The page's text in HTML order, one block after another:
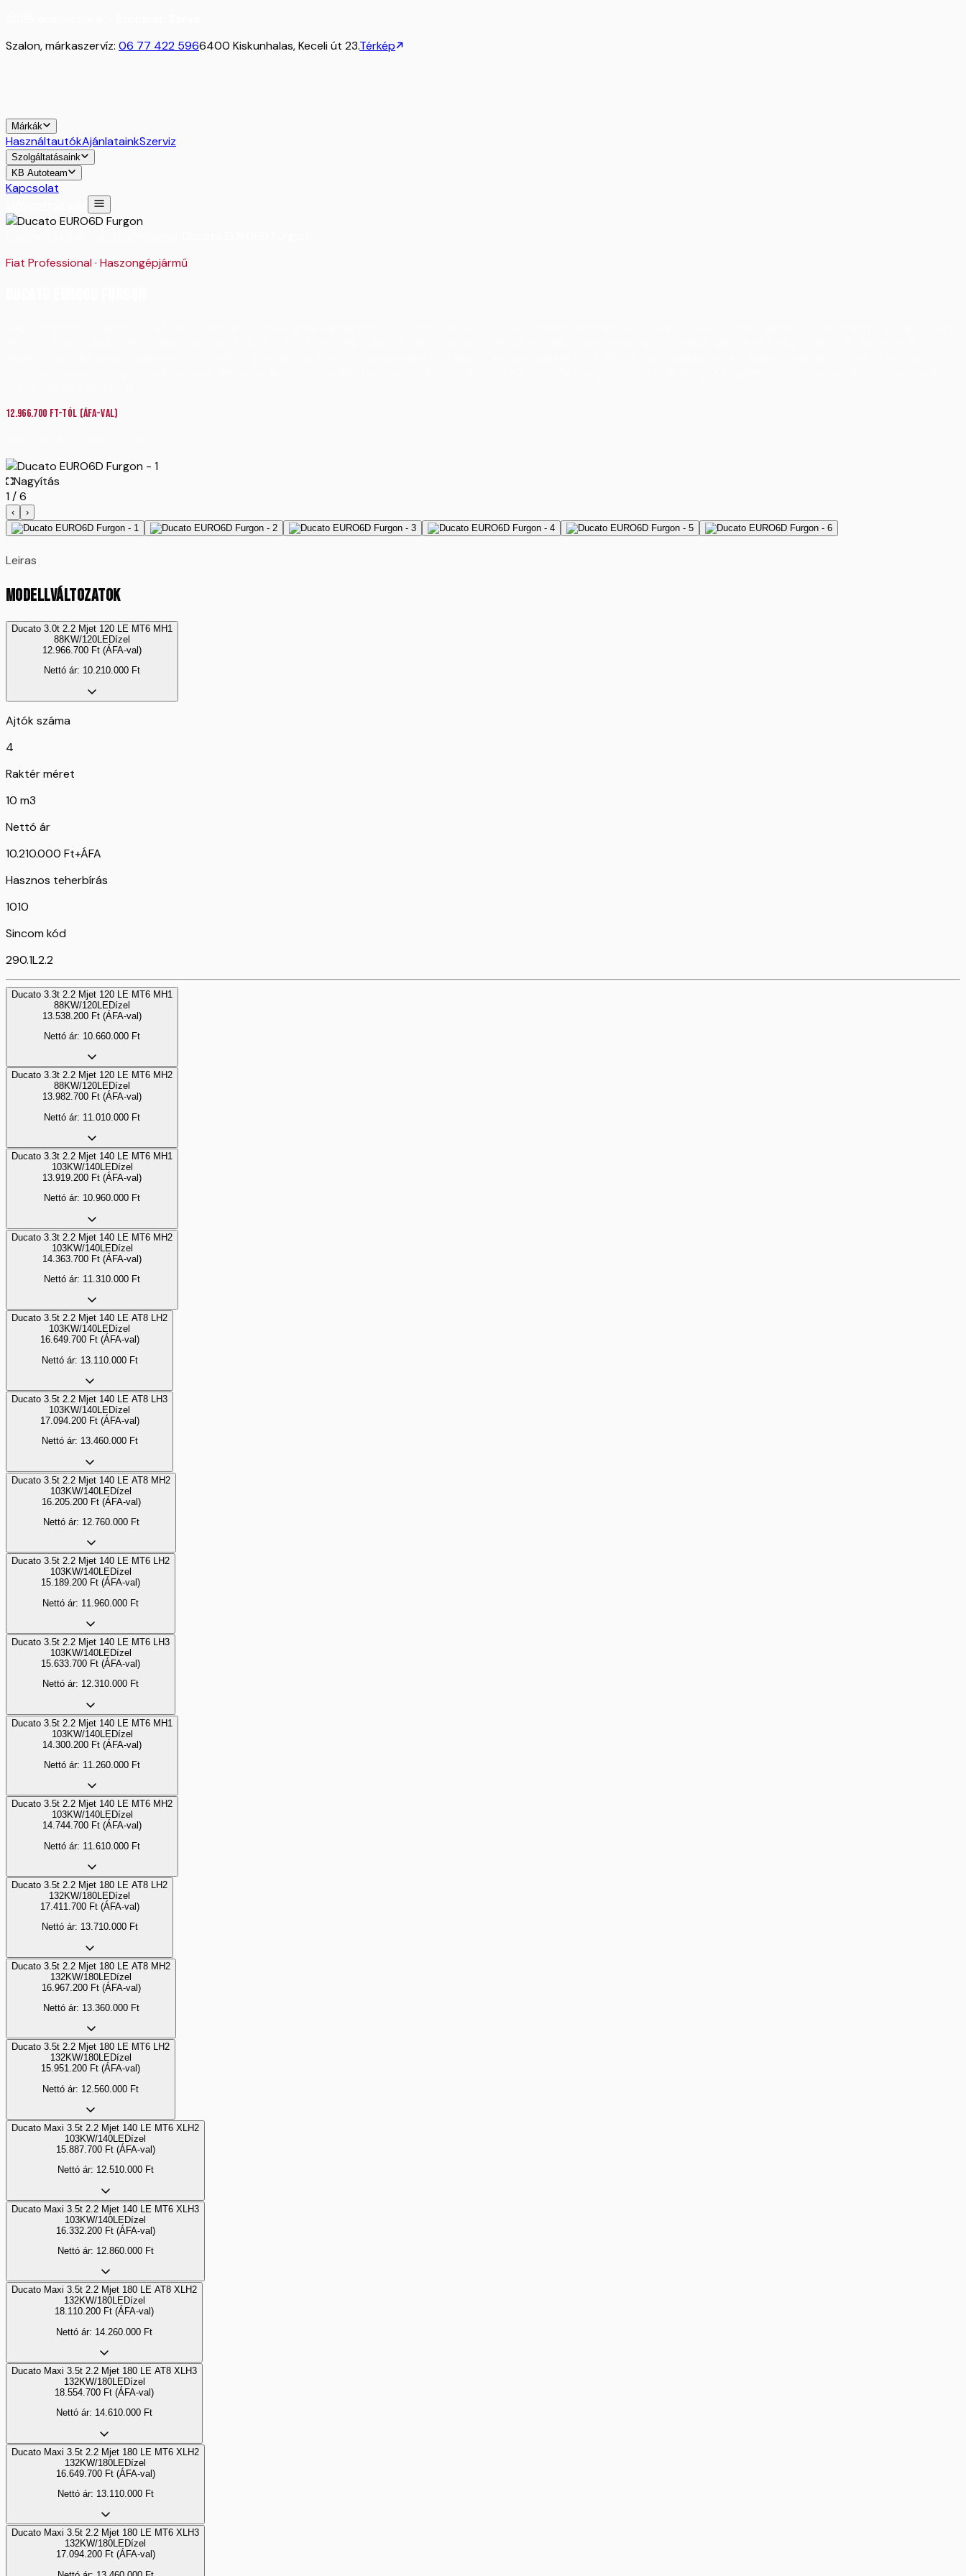
Szalon, márkaszervíz: 06 77 422 5966400 Kiskunhalas, Keceli út 23.Térkép
Márkák
HasználtautókAjánlatainkSzerviz
Szolgáltatásaink
KB Autoteam
Kapcsolat
Fiat Professional · Haszongépjármű
12.966.700 Ft-tól (ÁFA-val)
Nagyítás
1/6
‹ ›
Leiras
MODELLVÁLTOZATOK
Ducato 3.0t 2.2 Mjet 120 LE MT6 MH1
88KW/120LEDízel
12.966.700 Ft (ÁFA-val)
Nettó ár: 10.210.000 Ft
Ajtók száma
4
Raktér méret
10 m3
Nettó ár
10.210.000 Ft+ÁFA
Hasznos teherbírás
1010
Sincom kód
290.1L2.2
Ducato 3.3t 2.2 Mjet 120 LE MT6 MH1
88KW/120LE Dízel
13.538.200 Ft (ÁFA-val)
Nettó ár: 10.660.000 Ft
Ducato 3.3t 2.2 Mjet 120 LE MT6 MH2
88KW/120LEDízel
13.982.700 Ft (ÁFA-val)
Nettó ár: 11.010.000 Ft
Ducato 3.3t 2.2 Mjet 140 LE MT6 MH1
103KW/140LEDízel
13.919.200 Ft (ÁFA-val)
Nettó ár: 10.960.000 Ft
Ducato 3.3t 2.2 Mjet 140 LE MT6 MH2
103KW/140LE Dízel
14.363.700 Ft (ÁFA-val)
Nettó ár: 11.310.000 Ft
Ducato 3.5t 2.2 Mjet 140 LE AT8 LH2
103KW/140LEDízel
16.649.700Ft (ÁFA-val)
Nettó ár: 13.110.000Ft
Ducato 3.5t 2.2 Mjet 140 LE AT8 LH3
103KW/140LEDízel
17.094.200Ft (ÁFA-val)
Nettó ár: 13.460.000Ft
Ducato 3.5t 2.2 Mjet 140 LE AT8 MH2
103KW/140LEDízel
16.205.200Ft (ÁFA-val)
Nettó ár: 12.760.000Ft
Ducato 3.5t 2.2 Mjet 140 LE MT6 LH2
103KW/140LEDízel
15.189.200 Ft (ÁFA-val)
Nettó ár: 11.960.000 Ft
Ducato 3.5t 2.2 Mjet 140 LE MT6 LH3
103KW/140LEDízel
15.633.700 Ft (ÁFA-val)
Nettó ár: 12.310.000 Ft
Ducato 3.5t 2.2 Mjet 140 LE MT6 MH1
103KW/140LEDízel
14.300.200 Ft (ÁFA-val)
Nettó ár: 11.260.000 Ft
Ducato 3.5t 2.2 Mjet 140 LE MT6 MH2
103KW/140LEDízel
14.744.700 Ft (ÁFA-val)
Nettó ár: 11.610.000 Ft
Ducato 3.5t 2.2 Mjet 180 LE AT8 LH2
132KW/180LEDízel
17.411.700Ft (ÁFA-val)
Nettó ár: 13.710.000Ft
Ducato 3.5t 2.2 Mjet 180 LE AT8 MH2
132KW/180LEDízel
16.967.200Ft (ÁFA-val)
Nettó ár: 13.360.000Ft
Ducato 3.5t 2.2 Mjet 180 LE MT6 LH2
132KW/180LEDízel
15.951.200 Ft (ÁFA-val)
Nettó ár: 12.560.000 Ft
Ducato Maxi 3.5t 2.2 Mjet 140 LE MT6 XLH2
103KW/140LE Dízel
15.887.700Ft (ÁFA-val)
Nettó ár: 12.510.000Ft
Ducato Maxi 3.5t 2.2 Mjet 140 LE MT6 XLH3
103KW/140LEDízel
16.332.200Ft (ÁFA-val)
Nettó ár: 12.860.000Ft
Ducato Maxi 3.5t 2.2 Mjet 180 LE AT8 XLH2
132KW/180LEDízel
18.110.200 Ft (ÁFA-val)
Nettó ár: 14.260.000 Ft
Ducato Maxi 3.5t 2.2 Mjet 180 LE AT8 XLH3
132KW/180LE Dízel
18.554.700 Ft (ÁFA-val)
Nettó ár: 14.610.000 Ft
Ducato Maxi 3.5t 2.2 Mjet 180 LE MT6 XLH2
132KW/180LEDízel
16.649.700Ft (ÁFA-val)
Nettó ár: 13.110.000Ft
Ducato Maxi 3.5t 2.2 Mjet 180 LE MT6 XLH3
132KW/180LEDízel
17.094.200Ft (ÁFA-val)